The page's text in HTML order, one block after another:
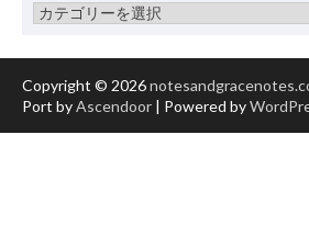
カ
ー
Copyright © 2026
Port byAscendoor | Powered by